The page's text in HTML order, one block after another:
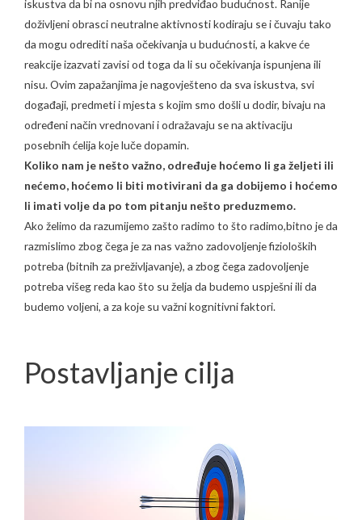
iskustva da bi na osnovu njih predviđao budućnost. Ranije
doživljeni obrasci neutralne aktivnosti kodiraju se i čuvaju tako
da mogu odrediti naša očekivanja u budućnosti, a kakve će
reakcije izazvati zavisi od toga da li su očekivanja ispunjena ili
nisu. Ovim zapažanjima je nagovješteno da sva iskustva, svi
događaji, predmeti i mjesta s kojim smo došli u dodir, bivaju na
određeni način vrednovani i odražavaju se na aktivaciju
posebnih ćelija koje luče dopamin.
Koliko nam je nešto važno, određuje hoćemo li ga željeti ili
nećemo, hoćemo li biti motivirani da ga dobijemo i hoćemo
li imati volje da po tom pitanju nešto preduzmemo.
Ako želimo da razumijemo zašto radimo to što radimo,bitno je da
razmislimo zbog čega je za nas važno zadovoljenje fizioloških
potreba (bitnih za preživljavanje), a zbog čega zadovoljenje
potreba višeg reda kao što su želja da budemo uspješni ili da
budemo voljeni, a za koje su važni kognitivni faktori.
Postavljanje cilja